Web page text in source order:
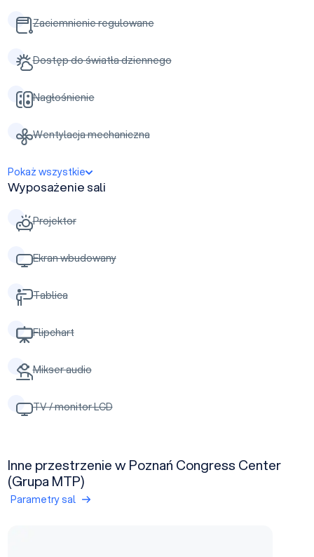
Zaciemnienie regulowane
Dostęp do światła dziennego
Nagłośnienie
Wentylacja mechaniczna
Pokaż wszystkie
Wyposażenie sali
Projektor
Ekran wbudowany
Tablica
Flipchart
Mikser audio
TV / monitor LCD
Inne przestrzenie w Poznań Congress Center
(Grupa MTP)
Parametry sal